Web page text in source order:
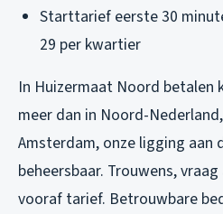
Starttarief eerste 30
29 per kwartier
In Huizermaat Noord betalen
meer dan in Noord-
Amsterdam, onze ligging aan
beheersbaar. Trouwens,
vooraf tarief. Betrouwbare